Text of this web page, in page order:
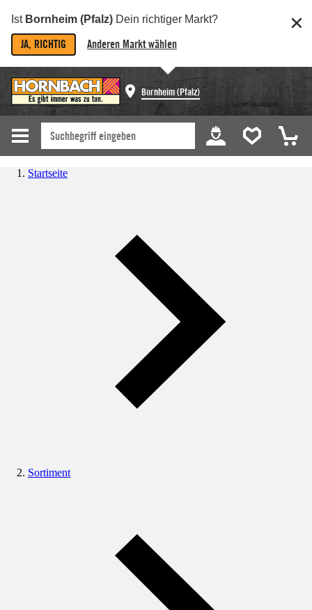
Ist Bornheim (Pfalz) Dein richtiger Markt?
JA, RICHTIG Anderen Markt wählen
Bornheim (Pfalz)
Startseite
Sortiment